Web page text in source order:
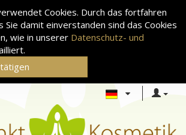
Cookies. Durch das fortfahren
Sie damit einverstanden sind das Cookies
wie in unserer Datenschutz- und